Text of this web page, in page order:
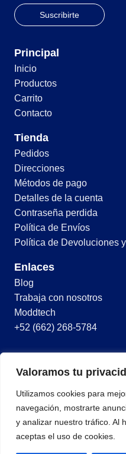
Valoramos tu
Utilizamos cookies para
navegación, mostrarte
y analizar nuestro tráfico. Al
aceptas el uso de cookies.
Principal
Inicio
Productos
Carrito
Contacto
Tienda
Pedidos
Direcciones
Métodos de pago
Detalles de la cuenta
Contraseña perdida
Política de Envíos
Política de Devoluciones
Enlaces
Blog
Trabaja con nosotros
Moddtech
+52 (662) 268-5784
© 2026 Todos los derechos
Política de privacidad